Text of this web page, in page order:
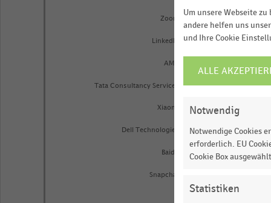
1.0388169017985383.
table.
Zoom
LinkedIn
AMD
Tata Consultancy Services
Xiaomi
Dell Technologies
Baidu
Snapchat
Um unsere Webseite
andere helfen uns
und Ihre Cookie
ALLE
COOKIE-
EINSTELLUNGEN
Notwendig
Notwendige Cookies
erforderlich. EU
Cookie Box
Statistiken